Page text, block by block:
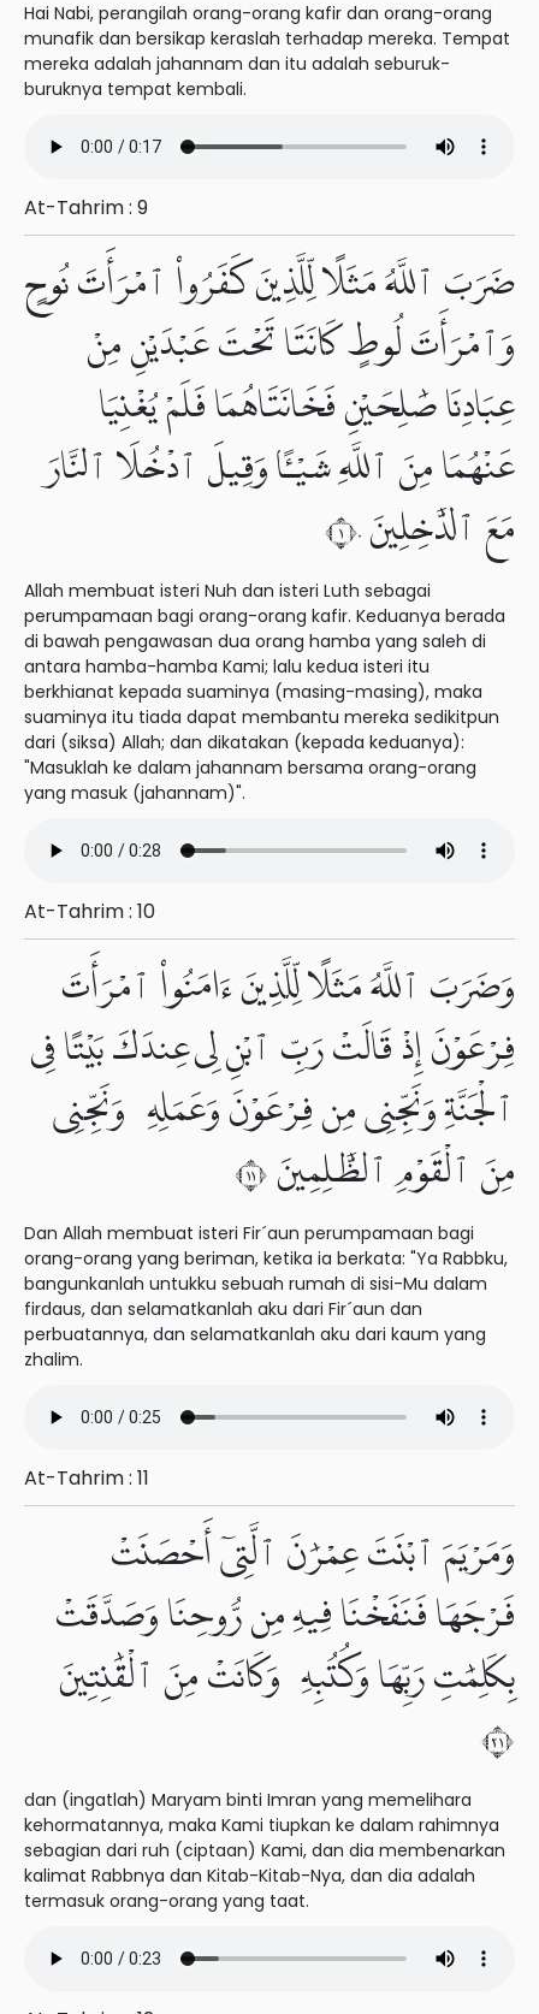
Hai Nabi, perangilah orang-orang kafir dan orang-orang
munafik dan bersikap keraslah terhadap mereka. Tempat
mereka adalah jahannam dan itu adalah seburuk-
buruknya tempat kembali.
At-Tahrim : 9
ضَرَبَ ٱللَّهُ مَثَلًا لِّلَّذِينَ كَفَرُوا۟ ٱمْرَأَتَ نُوحٍ
وَٱمْرَأَتَ لُوطٍ كَانَتَا تَحْتَ عَبْدَيْنِ مِنْ
عِبَادِنَا صَٰلِحَيْنِ فَخَانَتَاهُمَا فَلَمْ يُغْنِيَا
عَنْهُمَا مِنَ ٱللَّهِ شَيْـًٔا وَقِيلَ ٱدْخُلَا ٱلنَّارَ
مَعَ ٱلدَّٰخِلِينَ ١٠
Allah membuat isteri Nuh dan isteri Luth sebagai
perumpamaan bagi orang-orang kafir. Keduanya berada
di bawah pengawasan dua orang hamba yang saleh di
antara hamba-hamba Kami; lalu kedua isteri itu
berkhianat kepada suaminya (masing-masing), maka
suaminya itu tiada dapat membantu mereka sedikitpun
dari (siksa) Allah; dan dikatakan (kepada keduanya):
"Masuklah ke dalam jahannam bersama orang-orang
yang masuk (jahannam)".
At-Tahrim : 10
وَضَرَبَ ٱللَّهُ مَثَلًا لِّلَّذِينَ ءَامَنُوا۟ ٱمْرَأَتَ
فِرْعَوْنَ إِذْ قَالَتْ رَبِّ ٱبْنِ لِى عِندَكَ بَيْتًا فِى
ٱلْجَنَّةِ وَنَجِّنِى مِن فِرْعَوْنَ وَعَمَلِهِۦ وَنَجِّنِى
مِنَ ٱلْقَوْمِ ٱلظَّٰلِمِينَ ١١
Dan Allah membuat isteri Fir´aun perumpamaan bagi
orang-orang yang beriman, ketika ia berkata: "Ya Rabbku,
bangunkanlah untukku sebuah rumah di sisi-Mu dalam
firdaus, dan selamatkanlah aku dari Fir´aun dan
perbuatannya, dan selamatkanlah aku dari kaum yang
zhalim.
At-Tahrim : 11
وَمَرْيَمَ ٱبْنَتَ عِمْرَٰنَ ٱلَّتِىٓ أَحْصَنَتْ
فَرْجَهَا فَنَفَخْنَا فِيهِ مِن رُّوحِنَا وَصَدَّقَتْ
بِكَلِمَٰتِ رَبِّهَا وَكُتُبِهِۦ وَكَانَتْ مِنَ ٱلْقَٰنِتِينَ
١٢
dan (ingatlah) Maryam binti Imran yang memelihara
kehormatannya, maka Kami tiupkan ke dalam rahimnya
sebagian dari ruh (ciptaan) Kami, dan dia membenarkan
kalimat Rabbnya dan Kitab-Kitab-Nya, dan dia adalah
termasuk orang-orang yang taat.